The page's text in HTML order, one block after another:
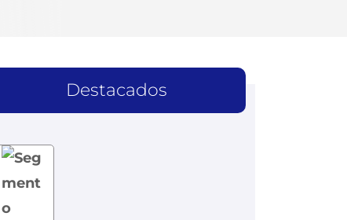
Destacados